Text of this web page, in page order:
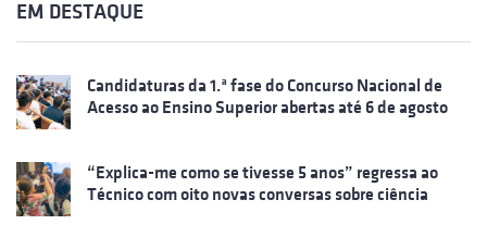
EM DESTAQUE
Candidaturas da 1.ª fase do Concurso Nacional de
Acesso ao Ensino Superior abertas até 6 de agosto
“Explica-me como se tivesse 5 anos” regressa ao
Técnico com oito novas conversas sobre ciência